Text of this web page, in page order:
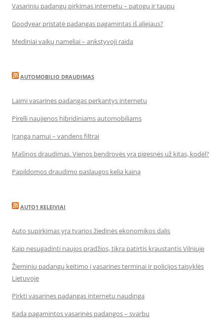
Vasarinių padangų pirkimas internetu – patogu ir taupu
Goodyear pristatė padangas pagamintas iš aliejaus?
Mediniai vaikų nameliai – ankstyvoji raida
AUTOMOBILIO DRAUDIMAS
Laimi vasarines padangas perkantys internetu
Pirelli naujienos hibridiniams automobiliams
Įranga namui – vandens filtrai
Mašinos draudimas. Vienos bendrovės yra pigesnės už kitas, kodėl?
Papildomos draudimo paslaugos kelia kainą
AUTO1 KELEIVIAI
Auto supirkimas yra tvarios žiedinės ekonomikos dalis
Kaip nesugadinti naujos pradžios, tikra patirtis kraustantis Vilniuje
Žieminių padangų keitimo į vasarines terminai ir policijos taisyklės
Lietuvoje
Pirkti vasarines padangas internetu naudinga
Kada pagamintos vasarinės padangos – svarbu